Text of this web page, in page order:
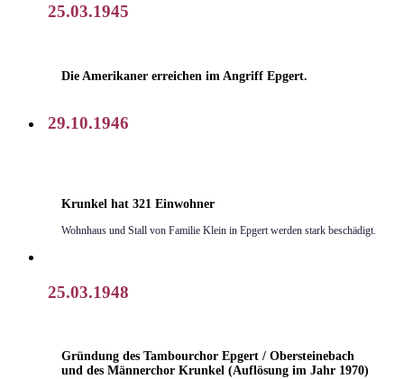
25.03.1945
Die Amerikaner erreichen im Angriff Epgert.
29.10.1946
Krunkel hat 321 Einwohner
Wohnhaus und Stall von Familie Klein in Epgert werden stark beschädigt.
25.03.1948
Gründung des Tambourchor Epgert / Obersteinebach
und des Männerchor Krunkel (Auflösung im Jahr 1970)